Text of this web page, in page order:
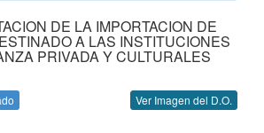
DE LA IMPORTACION DE
A LAS INSTITUCIONES
PRIVADA Y CULTURALES
Ver Imagen del D.O.